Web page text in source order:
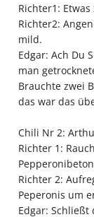
Richter1:
Richter2:
mild.
Edgar: Ach Du
man
Brauchte zwei
das war das
Chili Nr 2:
Richter 1:
Richter 2:
Peperonis um
Edgar: Schließt